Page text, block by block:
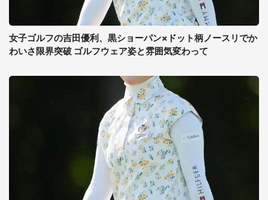
女子ゴルフの吉田優利、黒ショーパン×ドット柄ノースリでか
わいさ限界突破 ゴルフウェア姿と雰囲気変わって